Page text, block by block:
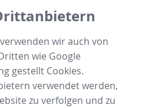
wir auch von
wie Google
gestellt Cookies.
verwendet werden,
zu verfolgen und zu